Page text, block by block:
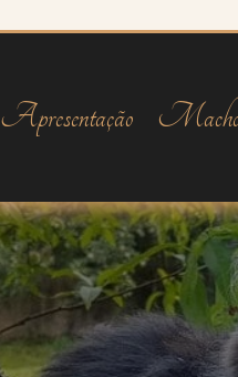
Apresentação